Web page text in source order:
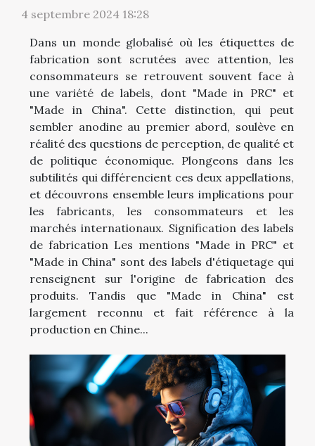
4 septembre 2024 18:28
Dans un monde globalisé où les étiquettes de
fabrication sont scrutées avec attention, les
consommateurs se retrouvent souvent face à
une variété de labels, dont "Made in PRC" et
"Made in China". Cette distinction, qui peut
sembler anodine au premier abord, soulève en
réalité des questions de perception, de qualité et
de politique économique. Plongeons dans les
subtilités qui différencient ces deux appellations,
et découvrons ensemble leurs implications pour
les fabricants, les consommateurs et les
marchés internationaux. Signification des labels
de fabrication Les mentions "Made in PRC" et
"Made in China" sont des labels d'étiquetage qui
renseignent sur l'origine de fabrication des
produits. Tandis que "Made in China" est
largement reconnu et fait référence à la
production en Chine...